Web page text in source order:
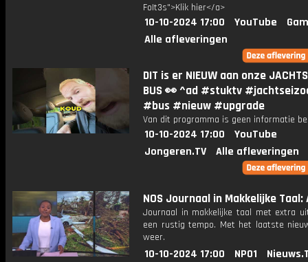
FoIt3s">Klik hier</a>
10-10-2024 17:00 YouTube
Alle afleveringen
DIT is er NIEUW aan onze
BUS 👀 ^ad #stuktv
#bus #nieuw #upgrade
Van dit programma is geen informatie
10-10-2024 17:00
YouTube
Jongeren.TV
Alle afleveringen
NOS Journaal in Makkelijke
Journaal in makkelijke taal met extra
een rustig tempo. Met het laatste
weer.
10-10-2024 17:00 NPO1